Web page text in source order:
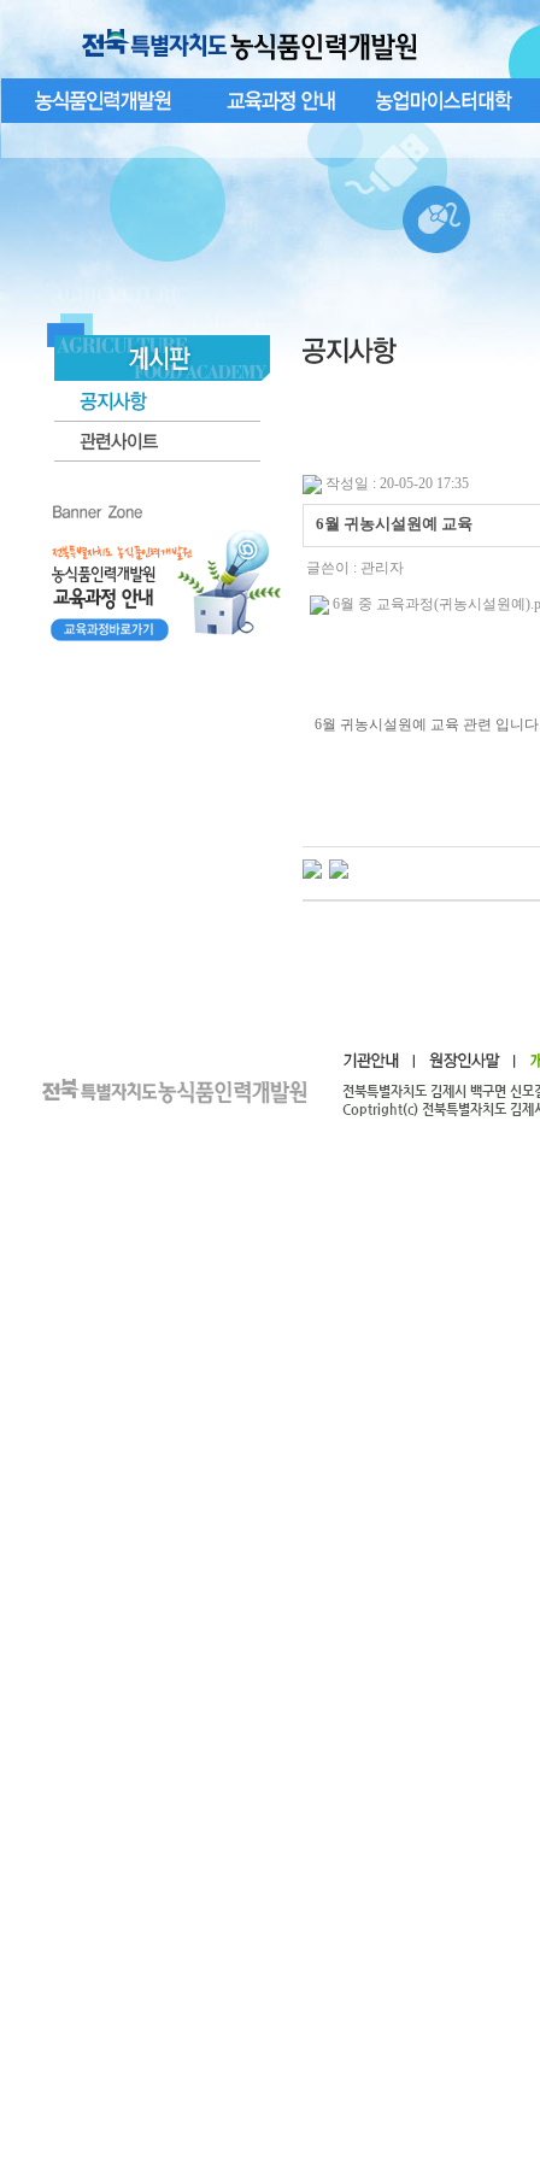
작성일 : 20-05-20 17:35
6월 귀농시설원예 교육
글쓴이 : 관리자
6월 중 교육과정(귀농시설원예
6월 귀농시설원예 교육 관련 입니